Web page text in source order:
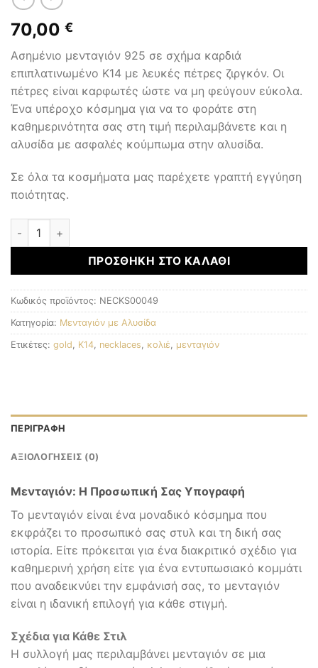
70,00 €
Ασημένιο μενταγιόν 925 σε σχήμα καρδιά
επιπλατινωμένο Κ14 με λευκές πέτρες ζιργκόν. Οι
πέτρες είναι καρφωτές ώστε να μη φεύγουν εύκολα.
Ένα υπέροχο κόσμημα για να το φοράτε στη
καθημερινότητα σας στη τιμή περιλαμβάνετε και η
αλυσίδα με ασφαλές κούμπωμα στην αλυσίδα.
Σε όλα τα κοσμήματα μας παρέχετε γραπτή εγγύηση
ποιότητας.
Μενταγιόν με αλυσίδα ποσότητα
ΠΡΟΣΘΉΚΗ ΣΤΟ ΚΑΛΆΘΙ
Κωδικός προϊόντος: NECKS00049
Κατηγορία: Μενταγιόν με Αλυσίδα
Ετικέτες: gold K14 necklaces κολιέ μενταγιόν
ΠΕΡΙΓΡΑΦΉ
ΑΞΙΟΛΟΓΉΣΕΙΣ (0)
Μενταγιόν: Η Προσωπική Σας Υπογραφή
Το μενταγιόν είναι ένα μοναδικό κόσμημα που
εκφράζει το προσωπικό σας στυλ και τη δική σας
ιστορία. Είτε πρόκειται για ένα διακριτικό σχέδιο για
καθημερινή χρήση είτε για ένα εντυπωσιακό κομμάτι
που αναδεικνύει την εμφάνισή σας, το μενταγιόν
είναι η ιδανική επιλογή για κάθε στιγμή.
Σχέδια για Κάθε Στιλ
Η συλλογή μας περιλαμβάνει μενταγιόν σε μια